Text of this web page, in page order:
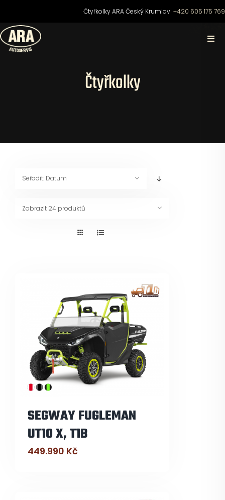
obsah
Čtyřkolky ARA Český Krumlov+420 605 175 769
Pneuservis
Servis
Čtyřkolky
Seřadit: Datum
Zobrazit 24 produktů
SEGWAY FUGLEMAN
UT10 X, T1B
449.990 Kč